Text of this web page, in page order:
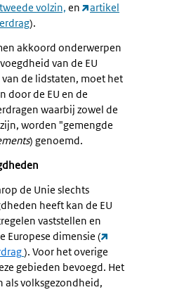
volzin, en
artikel
).
akkoord onderwerpen
van de EU
de lidstaten, moet het
door de EU en de
waarbij zowel de
worden "gemengde
) genoemd.
de Unie slechts
heeft kan de EU
vaststellen en
Europese dimensie (
). Voor het overige
gebieden bevoegd. Het
als volksgezondheid,